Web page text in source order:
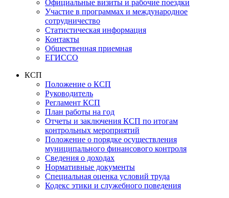
Официальные визиты и рабочие поездки
Участие в программах и международное
сотрудничество
Статистическая информация
Контакты
Общественная приемная
ЕГИССО
КСП
Положение о КСП
Руководитель
Регламент КСП
План работы на год
Отчеты и заключения КСП по итогам
контрольных мероприятий
Положение о порядке осуществления
муниципального финансового контроля
Сведения о доходах
Нормативные документы
Специальная оценка условий труда
Кодекс этики и служебного поведения